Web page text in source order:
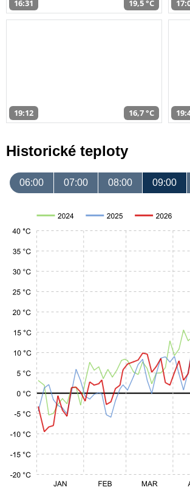
16:31 19,5 °C
19:12 16,7 °C
Historické teploty
06:00 07:00 08:00 09:00